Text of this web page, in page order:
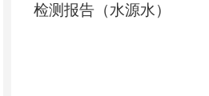
检测报告（水源水）